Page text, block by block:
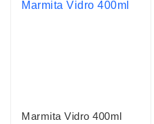
Marmita Vidro 400ml